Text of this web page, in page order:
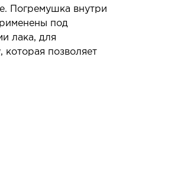
Погремушка внутри
под
лака, для
позволяет